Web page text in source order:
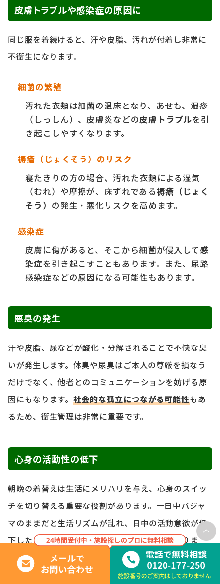
皮膚トラブルや感染症の原因に
同じ服を着続けると、汗や皮脂、汚れが付着し非常に
不衛生になります。
細菌の繁殖
汚れた衣類は細菌の温床となり、あせも、湿疹
（しっしん）、皮膚炎などの皮膚トラブルを引
き起こしやすくなります。
褥瘡（じょくそう）のリスク
寝たきりの方の場合、汚れた衣類による湿気
（むれ）や摩擦が、床ずれである褥瘡（じょく
そう） の発生・悪化リスクを高めます。
感染症
皮膚に傷があると、そこから細菌が侵入して感
染症を引き起こすこともあります。また、尿路
感染症などの原因になる可能性もあります。
悪臭の発生
汗や皮脂、尿などが酸化・分解されることで不快な臭
いが発生します。体臭や尿臭はご本人の尊厳を損なう
だけでなく、他者とのコミュニケーションを妨げる原
因にもなります。社会的な孤立につながる可能性もあ
るため、衛生管理は非常に重要です。
心身の活動性の低下
朝晩の着替えは生活にメリハリを与え、心身のスイッ
チを切り替える重要な役割があります。一日中パジャ
マのままだと生活リズムが乱れ、日中の活動意欲が低
下したり、昼夜逆転に陥ったりする可能性がありま
す。心身の活動性の低下は、
身体・認知機能のさらな
る低下を招く悪循環に陥る危険性があります。